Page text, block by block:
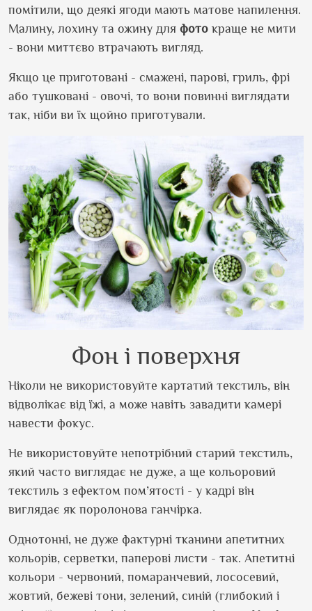
помітили, що деякі ягоди мають матове напилення.
Малину, лохину та ожину для фото краще не мити
- вони миттєво втрачають вигляд.
Якщо це приготовані - смажені, парові, гриль, фрі
або тушковані - овочі, то вони повинні виглядати
так, ніби ви їх щойно приготували.
Фон і поверхня
Ніколи не використовуйте картатий текстиль, він
відволікає від їжі, а може навіть завадити камері
навести фокус.
Не використовуйте непотрібний старий текстиль,
який часто виглядає не дуже, а ще кольоровий
текстиль з ефектом пом’ятості - у кадрі він
виглядає як поролонова ганчірка.
Однотонні, не дуже фактурні тканини апетитних
кольорів, серветки, паперові листи - так. Апетитні
кольори - червоний, помаранчевий, лососевий,
жовтий, бежеві тони, зелений, синій (глибокий і